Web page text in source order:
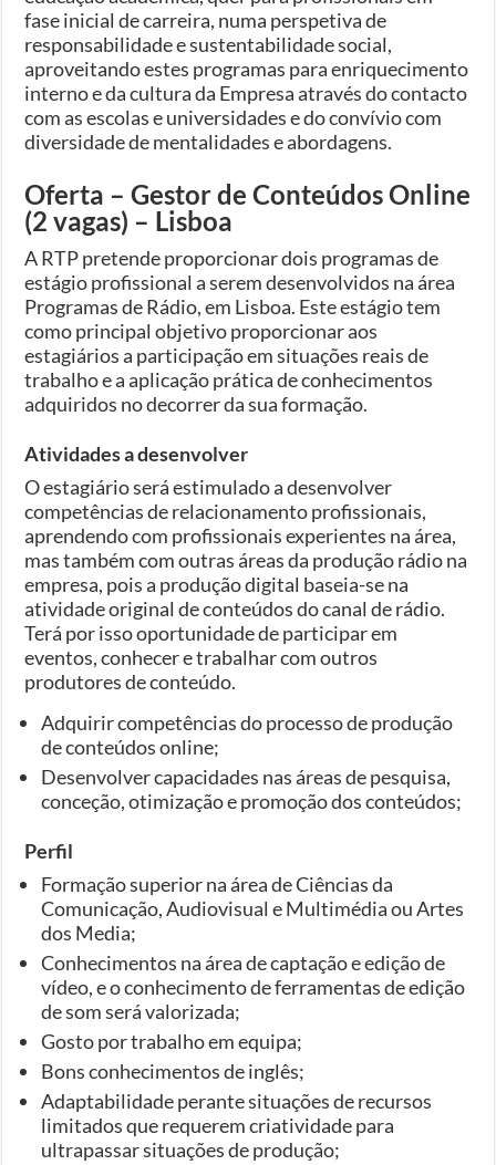
fase inicial de carreira, numa perspetiva de
responsabilidade e sustentabilidade social,
aproveitando estes programas para enriquecimento
interno e da cultura da Empresa através do contacto
com as escolas e universidades e do convívio com
diversidade de mentalidades e abordagens.
Oferta – Gestor de Conteúdos Online
(2 vagas) – Lisboa
A RTP pretende proporcionar dois programas de
estágio profissional a serem desenvolvidos na área
Programas de Rádio, em Lisboa. Este estágio tem
como principal objetivo proporcionar aos
estagiários a participação em situações reais de
trabalho e a aplicação prática de conhecimentos
adquiridos no decorrer da sua formação.
Atividades a desenvolver
O estagiário será estimulado a desenvolver
competências de relacionamento profissionais,
aprendendo com profissionais experientes na área,
mas também com outras áreas da produção rádio na
empresa, pois a produção digital baseia-se na
atividade original de conteúdos do canal de rádio.
Terá por isso oportunidade de participar em
eventos, conhecer e trabalhar com outros
produtores de conteúdo.
Adquirir competências do processo de produção
de conteúdos online;
Desenvolver capacidades nas áreas de pesquisa,
conceção, otimização e promoção dos conteúdos;
Perfil
Formação superior na área de Ciências da
Comunicação, Audiovisual e Multimédia ou Artes
dos Media;
Conhecimentos na área de captação e edição de
vídeo, e o conhecimento de ferramentas de edição
de som será valorizada;
Gosto por trabalho em equipa;
Bons conhecimentos de inglês;
Adaptabilidade perante situações de recursos
limitados que requerem criatividade para
ultrapassar situações de produção;